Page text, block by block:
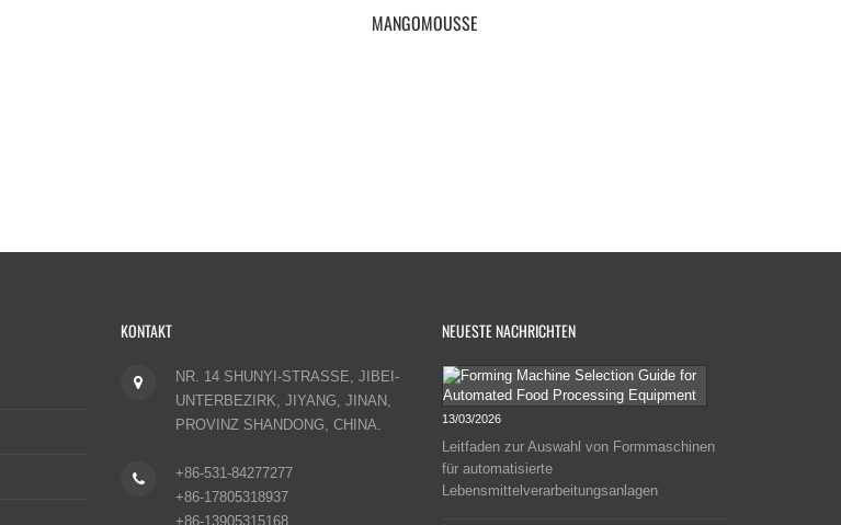
MANGOMOUSSE
KONTAKT
NR. 14 SHUNYI-STRASSE, JIBEI-
UNTERBEZIRK, JIYANG, JINAN,
PROVINZ SHANDONG, CHINA.
+86-531-84277277
+86-17805318937
+86-13905315168
NEUESTE NACHRICHTEN
13/03/2026
Leitfaden zur Auswahl von Formmaschinen
für automatisierte
Lebensmittelverarbeitungsanlagen